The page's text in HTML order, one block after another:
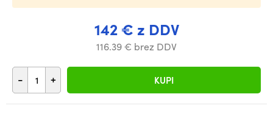
142 € z DDV
116.39 € brez DDV
- + KUPI